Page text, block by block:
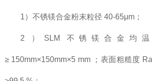
1）不锈镁合金粉末粒径 40-65μm；
2 ）SLM 不锈镁合金均
≥ 150mm×150mm×5 mm ；表面粗糙度